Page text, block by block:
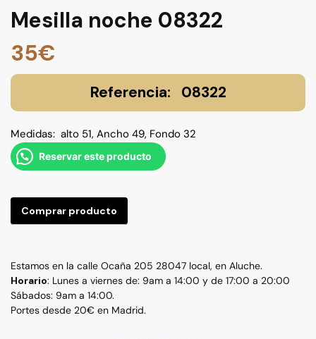
Mesilla noche 08322
35€
08322
Medidas: alto 51, Ancho 49, Fondo 32
Reservar este producto
Comprar producto
Estamos en la calle Ocaña 205 28047 local, en Aluche.
Horario: Lunes a viernes de: 9am a 14:00 y de 17:00 a 20:00
Sábados: 9am a 14:00.
Portes desde 20€ en Madrid.